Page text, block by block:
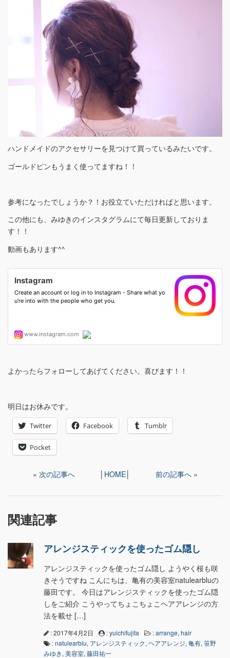
ハンドメイドのアクセサリーを見つけて買っているみたいです。
ゴールドピンもうまく使ってますね！！
参考になったでしょうか？！お役立ていただければと思います。
この他にも、みゆきのインスタグラムにて毎日更新しておりま
す！！
動画もあります^^
よかったらフォローしてあげてください。喜びます！！
明日はお休みです。
Twitter Facebook Tumblr
Pocket
« 次の記事へ HOME 前の記事へ »
関連記事
アレンジスティックを使ったゴム隠し
アレンジスティックを使ったゴム隠し ようやく桜も咲
きそうですね こんにちは、亀有の美容室natulearbluの
藤田です。 今日はアレンジスティックを使ったゴム隠
しをご紹介 こうやってちょこちょこヘアアレンジの方
法を載せ […]
: 2017年4月2日 :yuichifujita :arrange, hair
:natulearblu, アレンジスティック, ヘアアレンジ, 亀有, 笹野
みゆき, 美容室, 藤田祐一